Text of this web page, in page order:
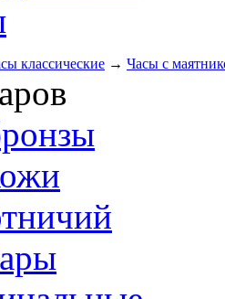
классические → Часы с